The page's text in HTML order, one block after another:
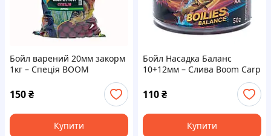
Бойл варений 20мм закорм
1кг – Спеція BOOM
150₴
Купити
Бойл Насадка Баланс
10+12мм – Слива Boom Carp
110₴
Купити